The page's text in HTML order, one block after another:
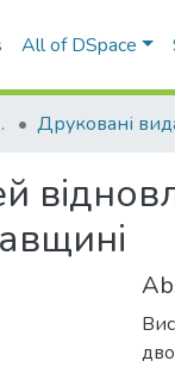
All of DSpace
та екології